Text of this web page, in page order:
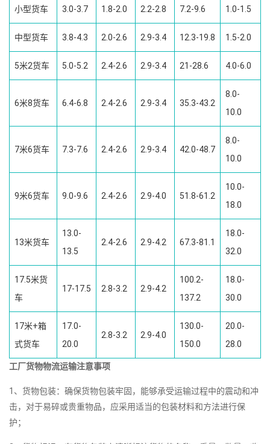
小型货车 3.0-3.7 1.8-2.0 2.2-2.8 7.2-9.6 1.0-1.5
中型货车 3.8-4.3 2.0-2.6 2.9-3.4 12.3-19.8 1.5-2.0
5米2货车 5.0-5.2 2.4-2.6 2.9-3.4 21-28.6 4.0-6.0
6米8货车 6.4-6.8 2.4-2.6 2.9-3.4 35.3-43.2
8.0-
10.0
7米6货车 7.3-7.6 2.4-2.6 2.9-3.4 42.0-48.7
8.0-
10.0
9米6货车 9.0-9.6 2.4-2.6 2.9-4.0 51.8-61.2
10.0-
18.0
13米货车
13.0-
13.5
2.4-2.6 2.9-4.2 67.3-81.1
18.0-
32.0
17.5米货
车
17-17.5 2.8-3.2 2.9-4.2
100.2-
137.2
18.0-
30.0
17米+箱
式货车
17.0-
20.0
2.8-3.2 2.9-4.0
130.0-
150.0
20.0-
28.0
工厂货物物流运输注意事项
1、货物包装：确保货物包装牢固，能够承受运输过程中的震动和冲
击，对于易碎或贵重物品，应采用适当的包装材料和方法进行保
护；